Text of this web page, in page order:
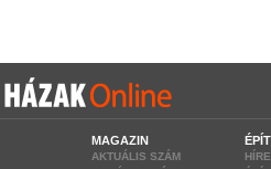
MAGAZIN
AKTUÁLIS SZÁM